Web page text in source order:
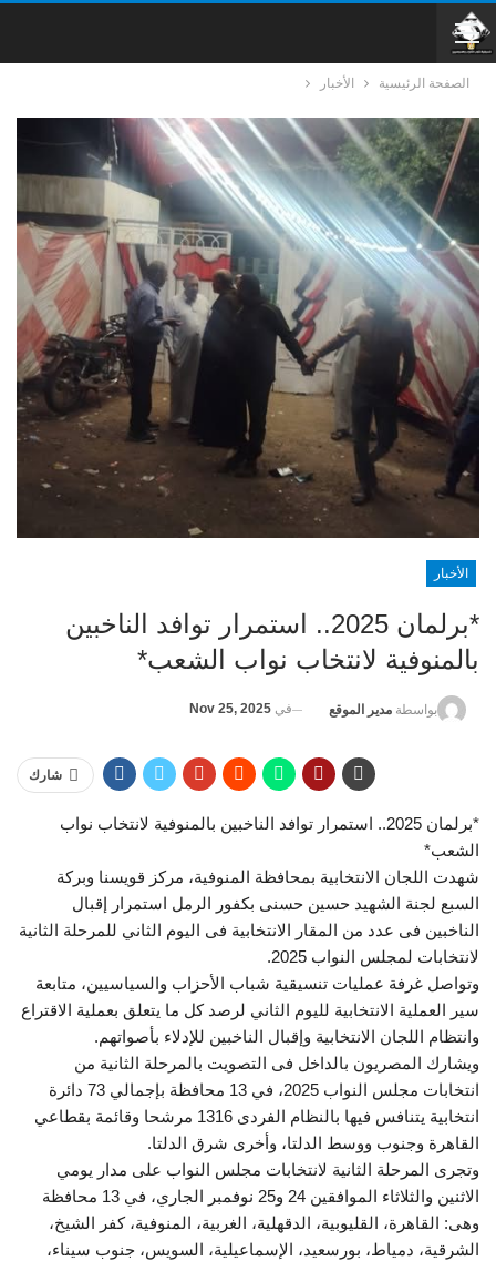
الصفحة الرئيسية الأخبار
الأخبار
*برلمان 2025.. استمرار توافد الناخبين
بالمنوفية لانتخاب نواب الشعب*
بواسطة مدير الموقع في Nov 25, 2025
شارك
*برلمان 2025.. استمرار توافد الناخبين بالمنوفية لانتخاب نواب
الشعب*
شهدت اللجان الانتخابية بمحافظة المنوفية، مركز قويسنا وبركة
السبع لجنة الشهيد حسين حسنى بكفور الرمل استمرار إقبال
الناخبين فى عدد من المقار الانتخابية فى اليوم الثاني للمرحلة الثانية
لانتخابات لمجلس النواب 2025.
وتواصل غرفة عمليات تنسيقية شباب الأحزاب والسياسيين، متابعة
سير العملية الانتخابية لليوم الثاني لرصد كل ما يتعلق بعملية الاقتراع
وانتظام اللجان الانتخابية وإقبال الناخبين للإدلاء بأصواتهم.
ويشارك المصريون بالداخل فى التصويت بالمرحلة الثانية من
انتخابات مجلس النواب 2025، في 13 محافظة بإجمالي 73 دائرة
انتخابية يتنافس فيها بالنظام الفردى 1316 مرشحا وقائمة بقطاعي
القاهرة وجنوب ووسط الدلتا، وأخرى شرق الدلتا.
وتجرى المرحلة الثانية لانتخابات مجلس النواب على مدار يومي
الاثنين والثلاثاء الموافقين 24 و25 نوفمبر الجاري، في 13 محافظة
وهى: القاهرة، القليوبية، الدقهلية، الغربية، المنوفية، كفر الشيخ،
الشرقية، دمياط، بورسعيد، الإسماعيلية، السويس، جنوب سيناء،